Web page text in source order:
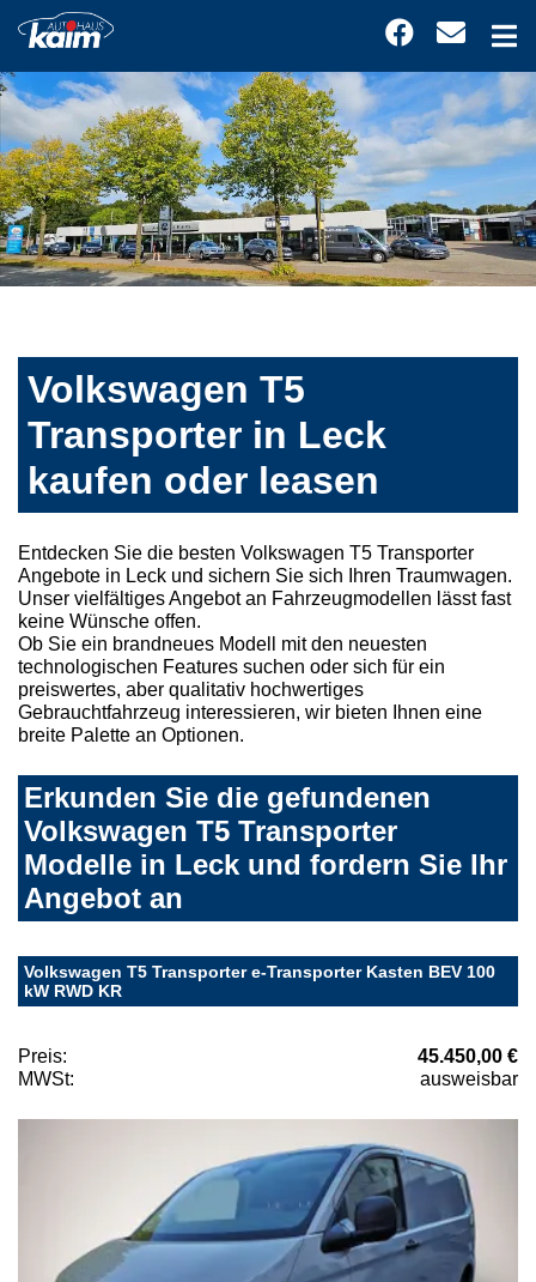
Volkswagen T5
Transporter in Leck
kaufen oder leasen
Entdecken Sie die besten Volkswagen T5 Transporter
Angebote in Leck und sichern Sie sich Ihren Traumwagen.
Unser vielfältiges Angebot an Fahrzeugmodellen lässt fast
keine Wünsche offen.
Ob Sie ein brandneues Modell mit den neuesten
technologischen Features suchen oder sich für ein
preiswertes, aber qualitativ hochwertiges
Gebrauchtfahrzeug interessieren, wir bieten Ihnen eine
breite Palette an Optionen.
Erkunden Sie die gefundenen
Volkswagen T5 Transporter
Modelle in Leck und fordern Sie Ihr
Angebot an
Volkswagen T5 Transporter e-Transporter Kasten BEV 100
kW RWD KR
Preis:
45.450,00 €
MWSt:
ausweisbar